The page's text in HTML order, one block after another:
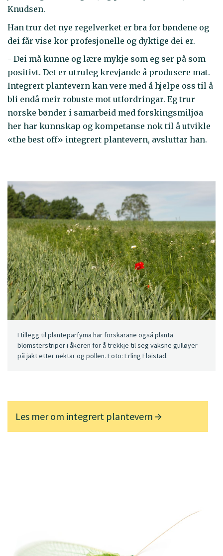
Knudsen.
Han trur det nye regelverket er bra for bøndene og
dei får vise kor profesjonelle og dyktige dei er.
- Dei må kunne og lære mykje som eg ser på som
positivt. Det er utruleg krevjande å produsere mat.
Integrert plantevern kan vere med å hjelpe oss til å
bli endå meir robuste mot utfordringar. Eg trur
norske bønder i samarbeid med forskingsmiljøa
her har kunnskap og kompetanse nok til å utvikle
«the best off» integrert plantevern, avsluttar han.
I tillegg til planteparfyma har forskarane også planta
blomsterstriper i åkeren for å trekkje til seg vaksne gulløyer
på jakt etter nektar og pollen. Foto: Erling Fløistad.
Les mer om integrert plantevern